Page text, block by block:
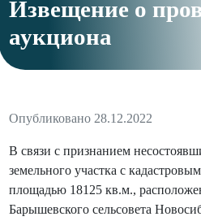
Извещение о
аукциона
Опубликовано 28.12.2022
В связи с признанием
земельного участка с
площадью 18125 кв.м.,
Барышевского сельсовета